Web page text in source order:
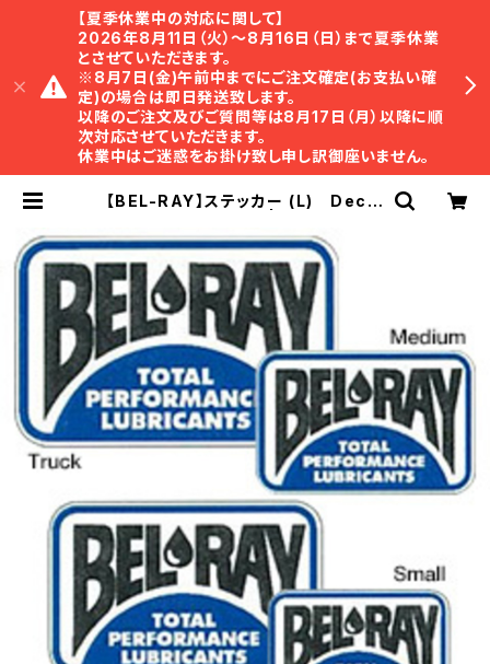
【夏季休業中の対応に関して】
2026年8月11日（火）〜8月16日（日）まで夏季休業
とさせていただきます。
※8月7日(金)午前中までにご注文確定(お支払い確
定)の場合は即日発送致します。
以降のご注文及びご質問等は8月17日（月）以降に順
次対応させていただきます。
休業中はご迷惑をお掛け致し申し訳御座いません。
【BEL-RAY】ステッカー (L) Decal
nline Shop ｜ トライスター・オンラ
インショップ